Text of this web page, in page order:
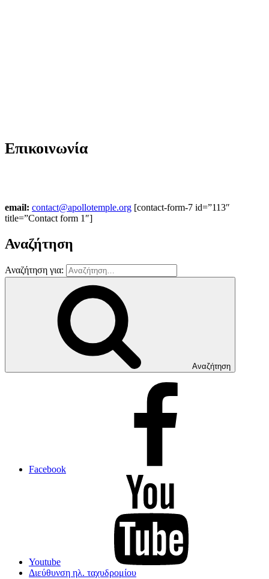
Επικοινωνία
email: contact@apollotemple.org [contact-form-7 id=”113″
title=”Contact form 1″]
Αναζήτηση
Αναζήτηση για:
Αναζήτηση
Facebook
Youtube
Διεύθυνση ηλ. ταχυδρομίου